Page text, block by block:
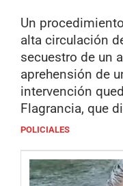
Un
alta circulación
secuestro de un
aprehensión de
intervención
Flagrancia, que
POLICIALES